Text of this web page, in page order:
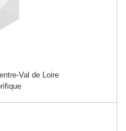
Val de Loire